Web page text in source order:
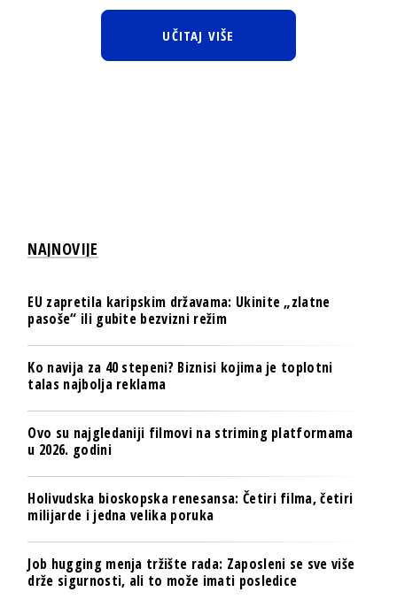
UČITAJ VIŠE
NAJNOVIJE
EU zapretila karipskim državama: Ukinite „zlatne
pasoše“ ili gubite bezvizni režim
Ko navija za 40 stepeni? Biznisi kojima je toplotni
talas najbolja reklama
Ovo su najgledaniji filmovi na striming platformama
u 2026. godini
Holivudska bioskopska renesansa: Četiri filma, četiri
milijarde i jedna velika poruka
Job hugging menja tržište rada: Zaposleni se sve više
drže sigurnosti, ali to može imati posledice